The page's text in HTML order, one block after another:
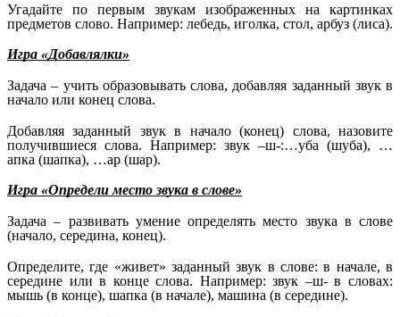
Угадайте по первым звукам изображенных на картинках
предметов слово. Например: лебедь, иголка, стол, арбуз (лиса).
Игра «Добавлялки»
Задача – учить образовывать слова, добавляя заданный звук в
начало или конец слова.
Добавляя заданный звук в начало (конец) слова, назовите
получившиеся слова. Например: звук –ш-:…уба (шуба), …
апка (шапка), …ар (шар).
Игра «Определи место звука в слове»
Задача – развивать умение определять место звука в слове
(начало, середина, конец).
Определите, где «живет» заданный звук в слове: в начале, в
середине или в конце слова. Например: звук –ш- в словах:
мышь (в конце), шапка (в начале), машина (в середине).